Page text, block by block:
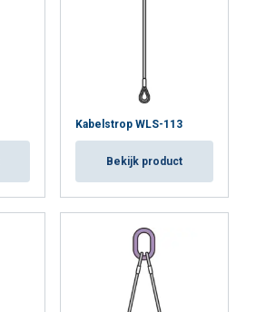
Kabelstrop WLS-113
Bekijk product